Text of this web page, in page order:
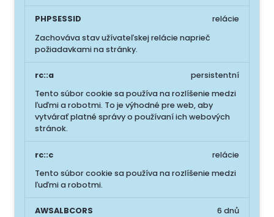
PHPSESSID
Zachováva stav užívateľskej relácie naprieč
požiadavkami na stránky.
relácie
rc::a
Tento súbor cookie sa používa na rozlíšenie medzi
ľuďmi a robotmi. To je výhodné pre web, aby
vytvárať platné správy o používaní ich webových
stránok.
persistentní
rc::c
Tento súbor cookie sa používa na rozlíšenie medzi
ľuďmi a robotmi.
relácie
AWSALBCORS
6 dnů